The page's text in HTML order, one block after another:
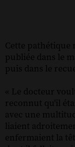
Cette pathétique
publiée dans le
puis dans le
« Le docteur
reconnut qu'il
avec une
liaient
enfermaient la